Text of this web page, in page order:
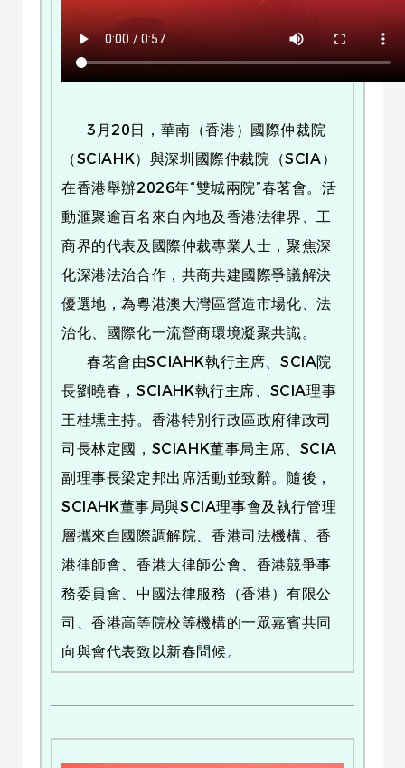
3月20日，華南（香港）國際仲裁院
（SCIAHK）與深圳國際仲裁院（SCIA）
在香港舉辦2026年“雙城兩院”春茗會。活
動滙聚逾百名來自內地及香港法律界、工
商界的代表及國際仲裁專業人士，聚焦深
化深港法治合作，共商共建國際爭議解決
優選地，為粵港澳大灣區營造市場化、法
治化、國際化一流營商環境凝聚共識。
春茗會由SCIAHK執行主席、SCIA院
長劉曉春，SCIAHK執行主席、SCIA理事
王桂壎主持。香港特別行政區政府律政司
司長林定國，SCIAHK董事局主席、SCIA
副理事長梁定邦出席活動並致辭。隨後，
SCIAHK董事局與SCIA理事會及執行管理
層攜來自國際調解院、香港司法機構、香
港律師會、香港大律師公會、香港競爭事
務委員會、中國法律服務（香港）有限公
司、香港高等院校等機構的一眾嘉賓共同
向與會代表致以新春問候。